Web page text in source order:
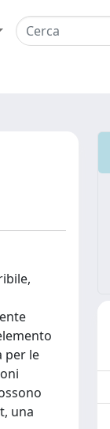
per le
una